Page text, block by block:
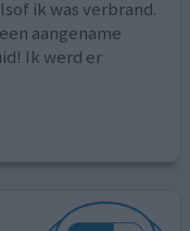
ik was verbrand.
aangename
Ik werd er